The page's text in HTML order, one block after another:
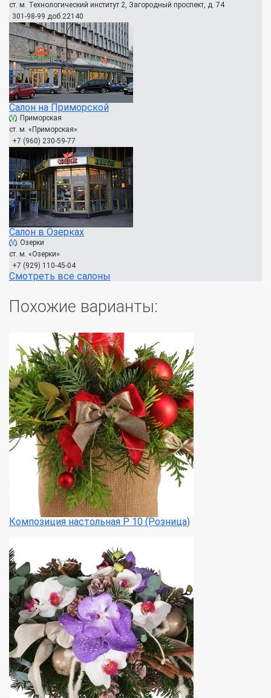
ст. м. Технологический институт 2, Загородный проспект, д. 74
301-98-99 доб.22140
Салон на Приморской
Приморская
ст. м. «Приморская»
+7 (960) 230-59-77
Салон в Озерках
Озерки
ст. м. «Озерки»
+7 (929) 110-45-04
Смотреть все салоны
Похожие варианты:
Композиция настольная Р 10 (Розница)